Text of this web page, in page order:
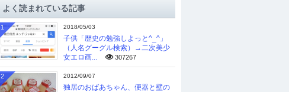
ブよく読まれている記事
2018/05/03
子供「歴史の勉強しよっと^_^」
（人名グーグル検索）→二次美少
女エロ画...
307267
1
2012/09/07
独居のおばあちゃん、便器と壁の
2